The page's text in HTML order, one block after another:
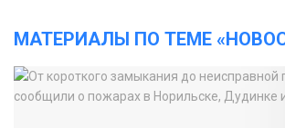
МАТЕРИАЛЫ ПО ТЕМЕ